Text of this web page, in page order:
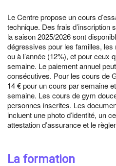
Le Centre propose un cours
technique. Des frais d’inscription
la saison 2025/2026 sont
dégressives pour les familles,
ou à l’année (12%), et pour ceux
semaine. Le paiement annuel
consécutives. Pour les cours de
14 € pour un cours par semaine
semaine. Les cours de gym
personnes inscrites. Les
incluent une photo d’identité, un
attestation d’assurance et le
La formation